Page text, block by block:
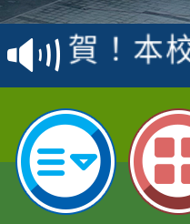
賽 洪綺
名
賀！本
倩參加
名 指導
賀！本
園市英
指導老
賀！本
賽 劉文
賀！本